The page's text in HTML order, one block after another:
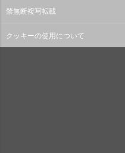
禁無断複写転載
クッキーの使用について